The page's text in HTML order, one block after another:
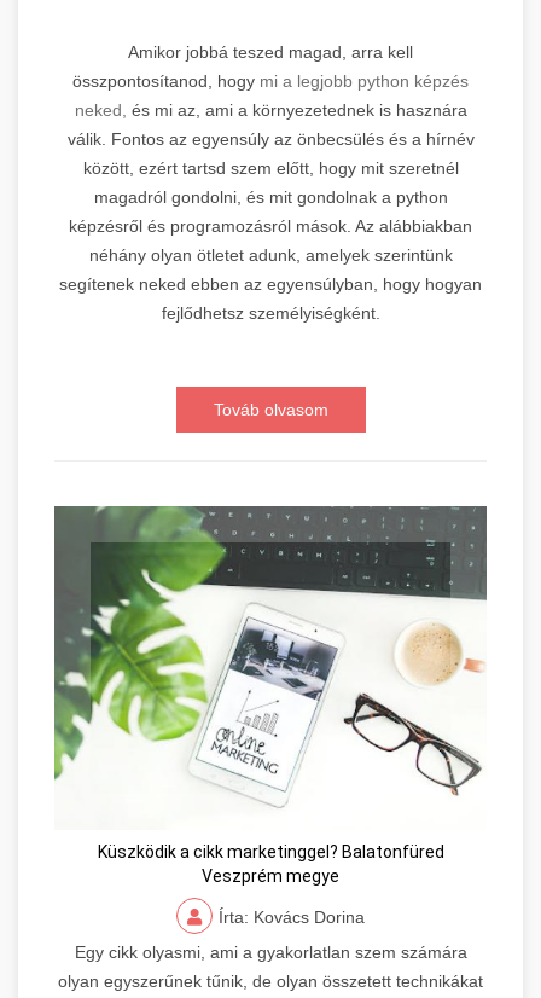
Amikor jobbá teszed magad, arra kell
összpontosítanod, hogy mi a legjobb python képzés
neked, és mi az, ami a környezetednek is hasznára
válik. Fontos az egyensúly az önbecsülés és a hírnév
között, ezért tartsd szem előtt, hogy mit szeretnél
magadról gondolni, és mit gondolnak a python
képzésről és programozásról mások. Az alábbiakban
néhány olyan ötletet adunk, amelyek szerintünk
segítenek neked ebben az egyensúlyban, hogy hogyan
fejlődhetsz személyiségként.
Továb olvasom
Küszködik a cikk marketinggel? Balatonfüred
Veszprém megye
Írta: Kovács Dorina
Egy cikk olyasmi, ami a gyakorlatlan szem számára
olyan egyszerűnek tűnik, de olyan összetett technikákat